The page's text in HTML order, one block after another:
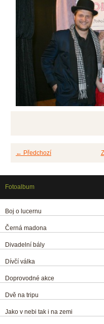
← Předchozí
Fotoalbum
Boj o lucernu
Černá madona
Divadelní bály
Dívčí válka
Doprovodné akce
Dvě na tripu
Jako v nebi tak i na zemi